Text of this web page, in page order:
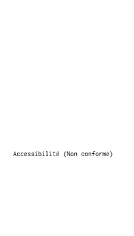
Accessibilité (Non conforme)